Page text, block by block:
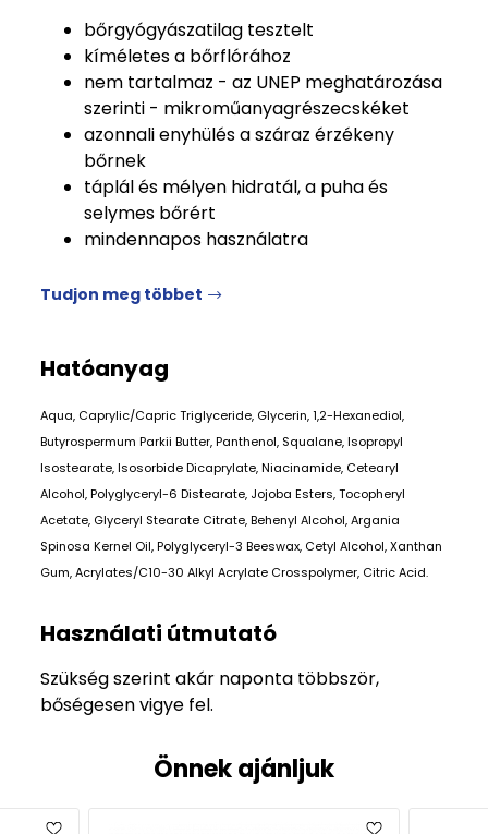
bőrgyógyászatilag tesztelt
kíméletes a bőrflórához
nem tartalmaz - az UNEP meghatározása
szerinti - mikroműanyagrészecskéket
azonnali enyhülés a száraz érzékeny
bőrnek
táplál és mélyen hidratál, a puha és
selymes bőrért
mindennapos használatra
Tudjon meg többet
Hatóanyag
Aqua, Caprylic/Capric Triglyceride, Glycerin, 1,2-Hexanediol,
Butyrospermum Parkii Butter, Panthenol, Squalane, Isopropyl
Isostearate, Isosorbide Dicaprylate, Niacinamide, Cetearyl
Alcohol, Polyglyceryl-6 Distearate, Jojoba Esters, Tocopheryl
Acetate, Glyceryl Stearate Citrate, Behenyl Alcohol, Argania
Spinosa Kernel Oil, Polyglyceryl-3 Beeswax, Cetyl Alcohol, Xanthan
Gum, Acrylates/C10-30 Alkyl Acrylate Crosspolymer, Citric Acid.
Használati útmutató
Szükség szerint akár naponta többször,
bőségesen vigye fel.
Önnek ajánljuk